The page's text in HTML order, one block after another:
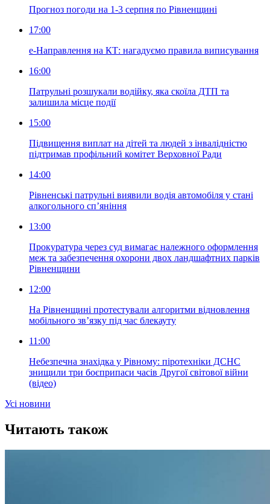
Прогноз погоди на 1-3 серпня по Рівненщині
17:00
е-Направлення на КТ: нагадуємо правила виписування
16:00
Патрульні розшукали водійку, яка скоїла ДТП та
залишила місце події
15:00
Підвищення виплат на дітей та людей з інвалідністю
підтримав профільний комітет Верховної Ради
14:00
Рівненські патрульні виявили водія автомобіля у стані
алкогольного сп’яніння
13:00
Прокуратура через суд вимагає належного оформлення
меж та забезпечення охорони двох ландшафтних парків
Рівненщини
12:00
На Рівненщині протестували алгоритми відновлення
мобільного зв’язку під час блекауту
11:00
Небезпечна знахідка у Рівному: піротехніки ДСНС
знищили три боєприпаси часів Другої світової війни
(відео)
Усi новини
Читають також